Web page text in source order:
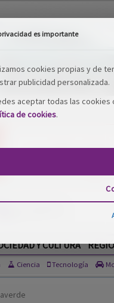
Y CULTURA
Ciencia Tecnología
es importante
cookies propias y de
publicidad personalizada.
aceptar todas las
de cookies.